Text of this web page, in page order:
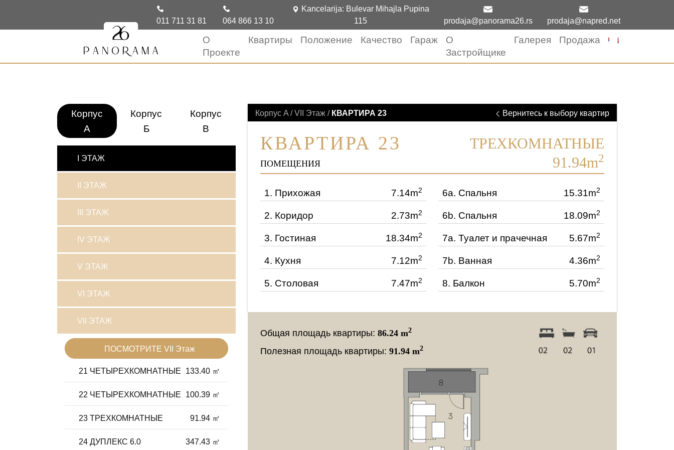
011 711 31 81 064 866 13 10
Kancelarija: Bulevar Mihajla Pupina
115
prodaja@panorama26.rs prodaja@napred.net
О
Проекте
Квартиры Положение Качество Гараж
О
Застройщике
Галерея Продажа
Корпус
A
Корпус
Б
Корпус
В
I ЭТАЖ
II ЭТАЖ
III ЭТАЖ
IV ЭТАЖ
V ЭТАЖ
VI ЭТАЖ
VII ЭТАЖ
ПОСМОТРИТЕ VII Этаж
21 ЧЕТЫРЕХКОМНАТНЫЕ 133.40 ㎡
22 ЧЕТЫРЕХКОМНАТНЫЕ 100.39 ㎡
23 ТРЕХКОМНАТНЫЕ 91.94 ㎡
24 ДУПЛЕКС 6.0 347.43 ㎡
Корпус A / VII Этаж / КВАРТИРА 23 Вернитесь к выбору квартир
КВАРТИРА 23
ПОМЕЩЕНИЯ
ТРЕХКОМНАТНЫЕ
91.94m2
1. Прихожая 7.14m2
2. Коридор 2.73m2
3. Гостиная 18.34m2
4. Кухня 7.12m2
5. Столовая 7.47m2
6a. Спальня 15.31m2
6b. Спальня 18.09m2
7a. Туалет и прачечная 5.67m2
7b. Ванная 4.36m2
8. Балкон 5.70m2
Общая площадь квартиры: 86.24 m2
Полезная площадь квартиры: 91.94 m2